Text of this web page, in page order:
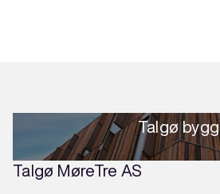
Talgø bygg
Talgø MøreTre AS